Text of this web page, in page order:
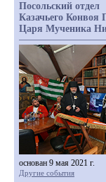
Посольский отдел
Казачьего Конвоя
Царя Мученика
основан 9 мая 2021 г.
Другие события